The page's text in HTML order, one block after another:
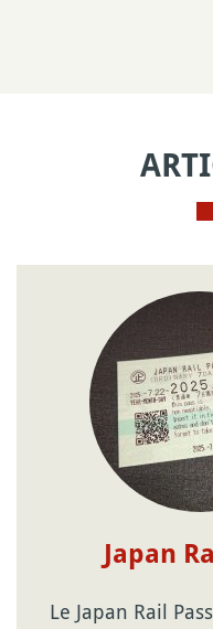
Japan
Le Japan Rail